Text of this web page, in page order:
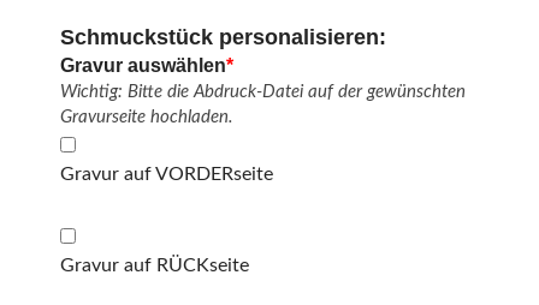
Schmuckstück personalisieren:
*
Gravur auswählen
Wichtig: Bitte die Abdruck-Datei auf der gewünschten
Gravurseite hochladen.
Gravur auf VORDERseite
Gravur auf RÜCKseite